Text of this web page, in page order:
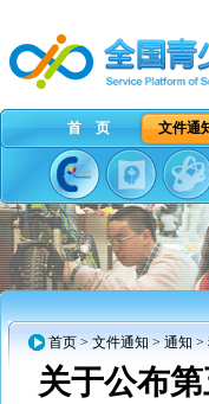
首 页 文件通
首页 > 文件通知 > 通知 >
关于公布